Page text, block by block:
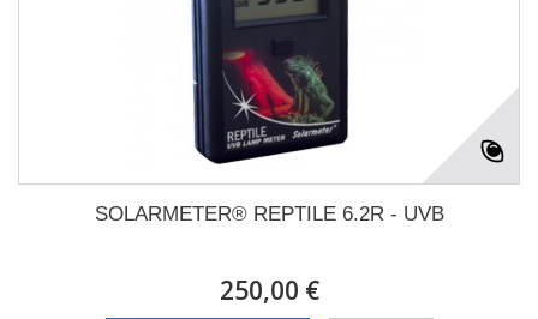
SOLARMETER® REPTILE 6.2R - UVB
250,00 €